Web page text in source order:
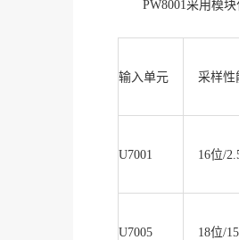
PW8001采用模
输入单元 采样性
U7001 16位/
U7005 18位/